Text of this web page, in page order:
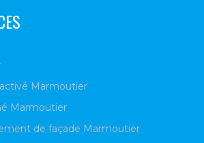
Marmoutier
Marmoutier
de façade Marmoutier